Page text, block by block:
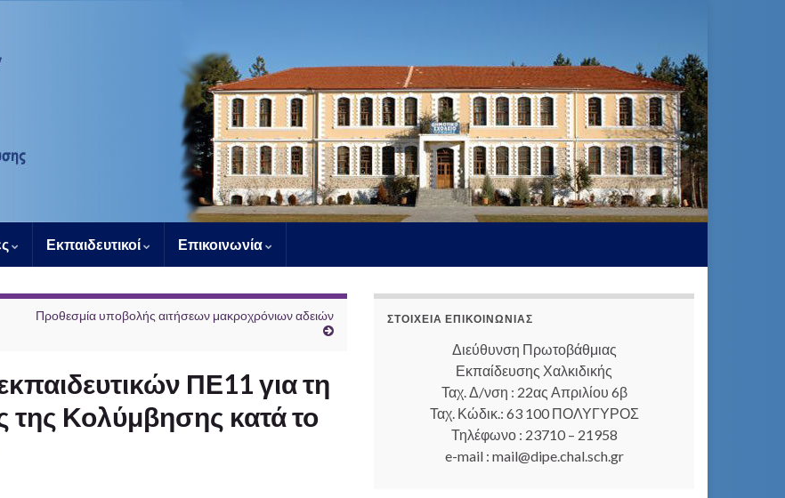
Εκπαιδευτικοί Επικοινωνία
Προθεσμία υποβολής αιτήσεων μακροχρόνιων αδειών
ΠΕ11 για τη
της Κολύμβησης κατά το
ΣΤΟΙΧΕΊΑ ΕΠΙΚΟΙΝΩΝΊΑΣ
Διεύθυνση Πρωτοβάθμιας
Εκπαίδευσης Χαλκιδικής
Ταχ. Δ/νση : 22ας Απριλίου 6β
Ταχ. Κώδικ.: 63 100 ΠΟΛΥΓΥΡΟΣ
Τηλέφωνο : 23710 – 21958
e-mail : mail@dipe.chal.sch.gr